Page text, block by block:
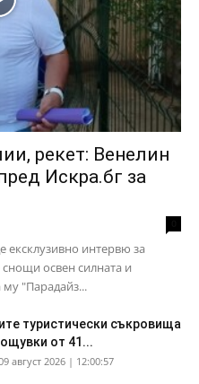
рекет: Венелин
Искра.бг за
ексклузивно интервю за
снощи освен силната и
му "Парадайз...
туристически съкровища
от 41...
август 2026 | 12:00:57